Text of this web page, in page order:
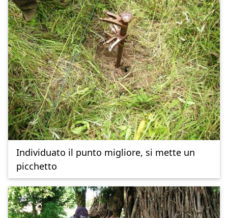
Individuato il punto migliore, si mette un
picchetto